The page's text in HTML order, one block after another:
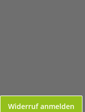
Widerruf anmelden